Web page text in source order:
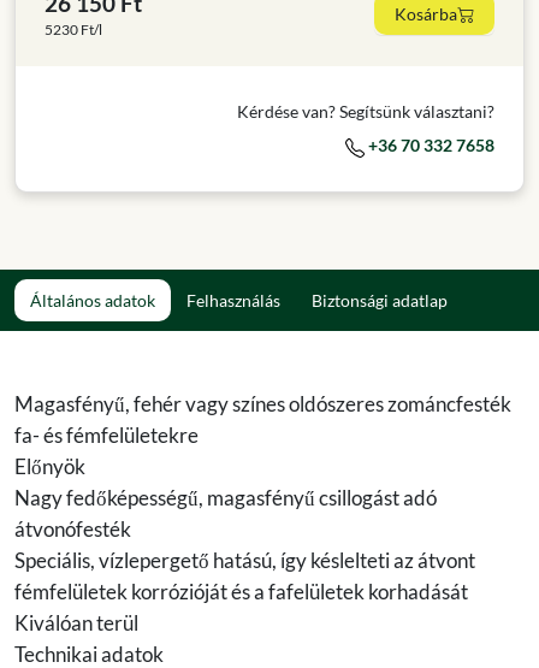
5230 Ft/l
Kosárba
Kérdése van? Segítsünk választani?
+36 70 332 7658
Általános adatok Felhasználás Biztonsági adatlap
Magasfényű, fehér vagy színes oldószeres zománcfesték
fa- és fémfelületekre
Előnyök
Nagy fedőképességű, magasfényű csillogást adó
átvonófesték
Speciális, vízlepergető hatású, így késlelteti az átvont
fémfelületek korrózióját és a fafelületek korhadását
Kiválóan terül
Technikai adatok